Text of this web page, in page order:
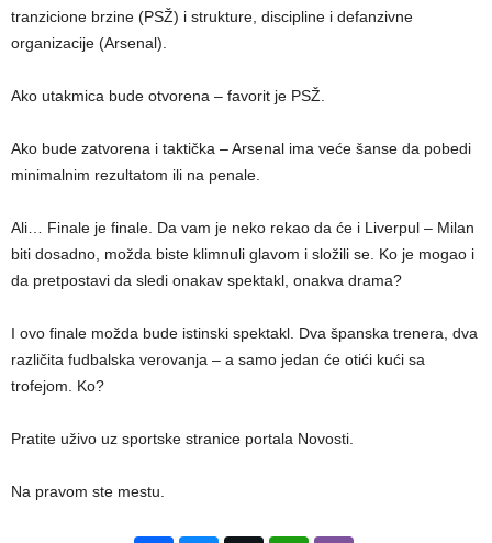
tranzicione brzine (PSŽ) i strukture, discipline i defanzivne
organizacije (Arsenal).
Ako utakmica bude otvorena – favorit je PSŽ.
Ako bude zatvorena i taktička – Arsenal ima veće šanse da pobedi
minimalnim rezultatom ili na penale.
Ali… Finale je finale. Da vam je neko rekao da će i Liverpul – Milan
biti dosadno, možda biste klimnuli glavom i složili se. Ko je mogao i
da pretpostavi da sledi onakav spektakl, onakva drama?
I ovo finale možda bude istinski spektakl. Dva španska trenera, dva
različita fudbalska verovanja – a samo jedan će otići kući sa
trofejom. Ko?
Pratite uživo uz sportske stranice portala Novosti.
Na pravom ste mestu.